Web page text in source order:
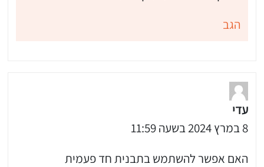
הגב
עדי
8 במרץ 2024 בשעה 11:59
האם אפשר להשתמש בתבנית חד פעמית